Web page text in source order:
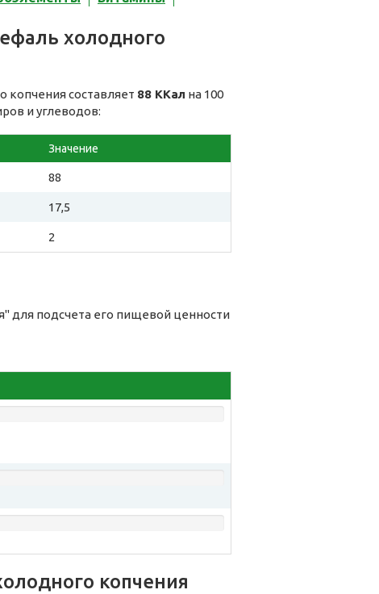
холодного
копчения составляет 88 ККал на 100
и углеводов:
Значение
88
17,5
2
для подсчета его пищевой ценности
копчения